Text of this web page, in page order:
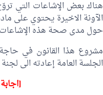
هناك بعض الإشاعات التي
الآونة الاخيرة يحتوي على
حول مدى صحة هذه
مشروع هذا القانون في
الجلسة العامة إعادته الى لجنة